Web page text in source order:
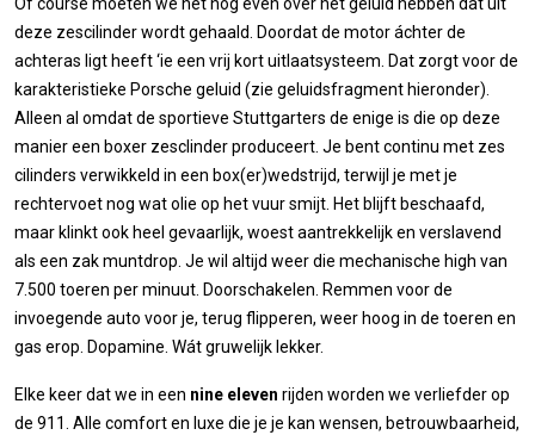
Of course moeten we het nog even over het geluid hebben dat uit
deze zescilinder wordt gehaald. Doordat de motor áchter de
achteras ligt heeft ‘ie een vrij kort uitlaatsysteem. Dat zorgt voor de
karakteristieke Porsche geluid (zie geluidsfragment hieronder).
Alleen al omdat de sportieve Stuttgarters de enige is die op deze
manier een boxer zesclinder produceert. Je bent continu met zes
cilinders verwikkeld in een box(er)wedstrijd, terwijl je met je
rechtervoet nog wat olie op het vuur smijt. Het blijft beschaafd,
maar klinkt ook heel gevaarlijk, woest aantrekkelijk en verslavend
als een zak muntdrop. Je wil altijd weer die mechanische high van
7.500 toeren per minuut. Doorschakelen. Remmen voor de
invoegende auto voor je, terug flipperen, weer hoog in de toeren en
gas erop. Dopamine. Wát gruwelijk lekker.
Elke keer dat we in een nine eleven rijden worden we verliefder op
de 911. Alle comfort en luxe die je je kan wensen, betrouwbaarheid,